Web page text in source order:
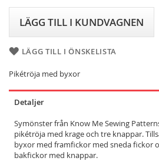
LÄGG TILL I KUNDVAGNEN
LÄGG TILL I ÖNSKELISTA
Pikétröja med byxor
Detaljer
Symönster från Know Me Sewing
pikétröja med krage och tre knappar.
byxor med framfickor med sneda fickor
bakfickor med knappar.